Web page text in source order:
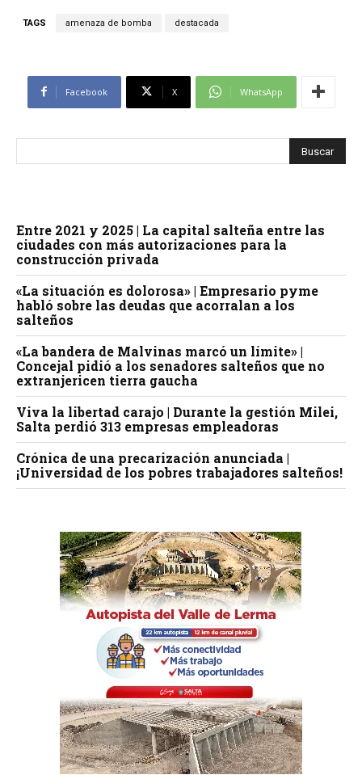
TAGS amenaza de bomba destacada
Facebook X WhatsApp
Entre 2021 y 2025 | La capital salteña entre las
ciudades con más autorizaciones para la
construcción privada
«La situación es dolorosa» | Empresario pyme
habló sobre las deudas que acorralan a los
salteños
«La bandera de Malvinas marcó un límite» |
Concejal pidió a los senadores salteños que no
extranjericen tierra gaucha
Viva la libertad carajo | Durante la gestión Milei,
Salta perdió 313 empresas empleadoras
Crónica de una precarización anunciada |
¡Universidad de los pobres trabajadores salteños!